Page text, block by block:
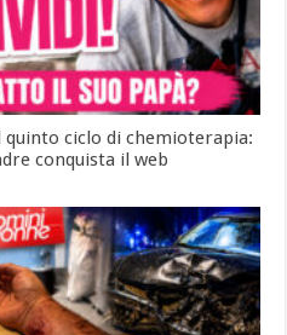
ciclo di chemioterapia:
conquista il web